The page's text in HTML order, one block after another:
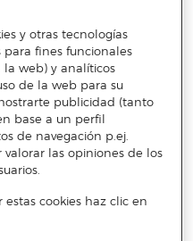
de todo tipo. Esta marca
artículos para
de la más alta
descuentos en ventilación
sentirte como un rey así,
de techo de Purline-
estancia. Con los
Climacitycontarás con
que mantendrás durante
accesorios
y otras tecnologías
para fines funcionales
web) y analíticos
de la web para su
publicidad (tanto
base a un perfil
de navegación p.ej.
valorar las opiniones de los
cookies haz clic en